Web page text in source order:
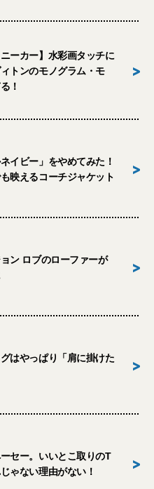
ニーカー】水彩画タッチに
トンのモノグラム・モ
！
>
イビー」をやめてみた！
映えるコーチジャケット
>
ン ロブのローファーが
>
はやっぱり「肩に掛けた
>
セー。いいとこ取りのT
ゃない理由がない！
>